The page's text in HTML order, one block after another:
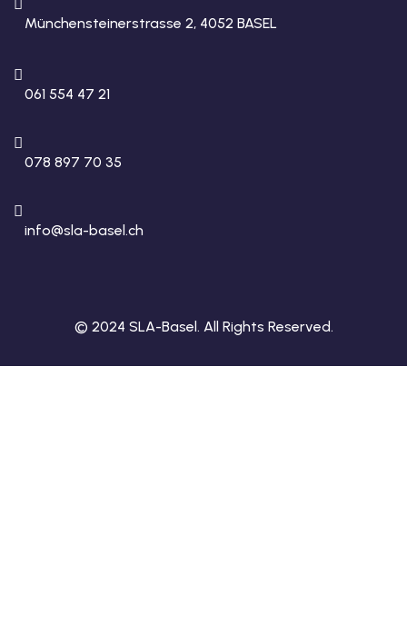
Münchensteinerstrasse 2, 4052 BASEL
061 554 47 21
078 897 70 35
info@sla-basel.ch
© 2024 SLA-Basel. All Rights Reserved.​